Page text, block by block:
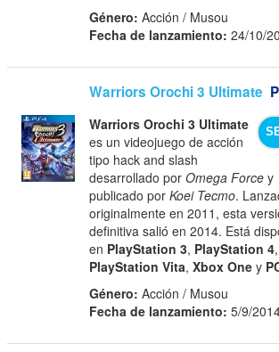
Género: Acción / Musou
Fecha de lanzamiento: 24/10/
Warriors Orochi 3 Ultimate
Warriors Orochi 3 Ultimate
es un videojuego de acción
tipo hack and slash
desarrollado porOmega Force y
publicado porKoei Tecmo.
originalmente en 2011, esta
definitiva salió en 2014. Está
en PlayStation 3, PlayStation 4,
PlayStation Vita,Xbox One y
Género: Acción / Musou
Fecha de lanzamiento: 5/9/